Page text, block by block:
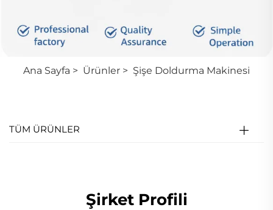
Ana Sayfa > Ürünler > Şişe Doldurma Makinesi
TÜM ÜRÜNLER
Şirket Profili